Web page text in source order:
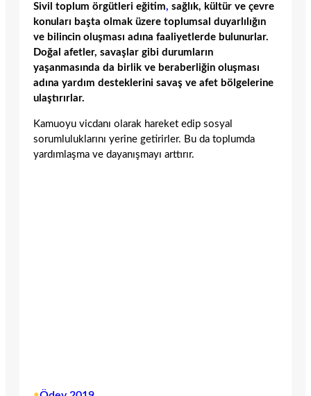
Sivil toplum örgütleri eğitim, sağlık, kültür ve çevre
konuları başta olmak üzere toplumsal duyarlılığın
ve bilincin oluşması adına faaliyetlerde bulunurlar.
Doğal afetler, savaşlar gibi durumların
yaşanmasında da birlik ve beraberliğin oluşması
adına yardım desteklerini savaş ve afet bölgelerine
ulaştırırlar.
Kamuoyu vicdanı olarak hareket edip sosyal
sorumluluklarını yerine getirirler. Bu da toplumda
yardımlaşma ve dayanışmayı arttırır.